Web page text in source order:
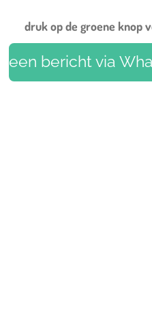
druk op de groene knop
een bericht via